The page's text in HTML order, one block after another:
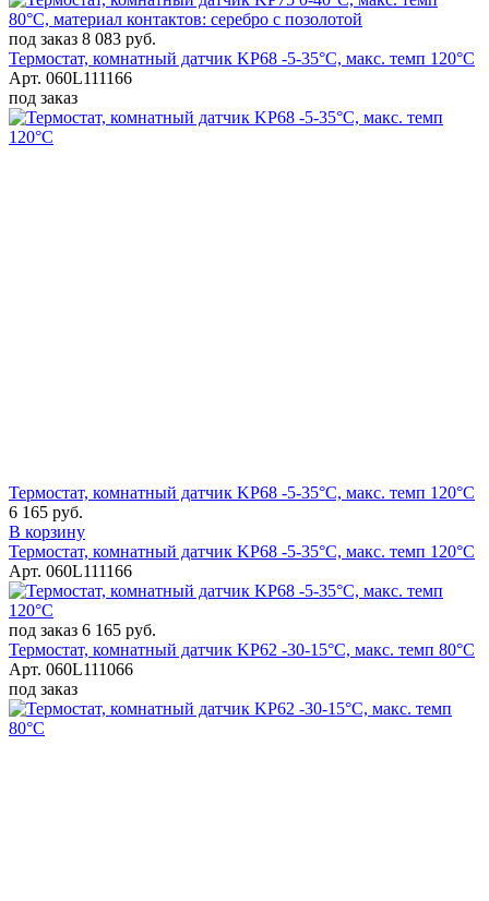
под заказ 8 083 руб.
Термостат, комнатный датчик KP68 -5-35°C, макс. темп 120°C
Арт. 060L111166
под заказ
Термостат, комнатный датчик KP68 -5-35°C, макс. темп 120°C
6 165 руб.
В корзину
Термостат, комнатный датчик KP68 -5-35°C, макс. темп 120°C
Арт. 060L111166
под заказ 6 165 руб.
Термостат, комнатный датчик KP62 -30-15°C, макс. темп 80°C
Арт. 060L111066
под заказ